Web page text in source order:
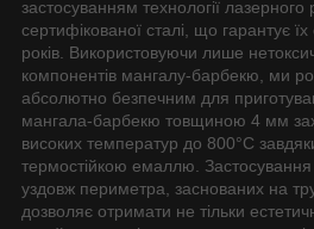
застосуванням технології лазерного
сертифікованої сталі, що гарантує
років. Використовуючи лише
компонентів мангалу-барбекю, ми
абсолютно безпечним для
мангала-барбекю товщиною 4 мм
високих температур до 800°C
термостійкою емаллю.
уздовж периметра, заснованих на
дозволяє отримати не тільки